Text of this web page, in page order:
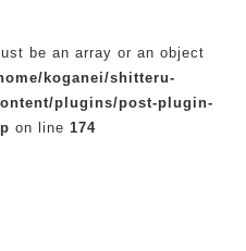
be an array or an object
koganei/shitteru-
plugins/post-plugin-
on line174